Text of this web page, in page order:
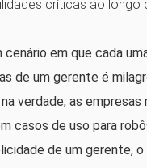
críticas ao longo
em que cada
de um gerente é
verdade, as
casos de uso para
de um gerente, o